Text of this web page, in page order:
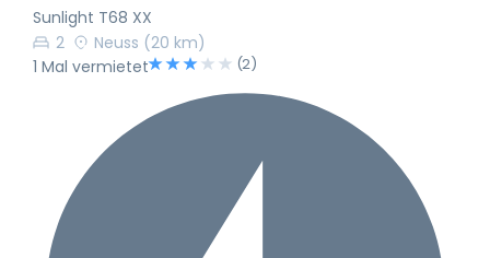
Sunlight T68 XX
2
Neuss (20 km)
1 Mal vermietet
(2)